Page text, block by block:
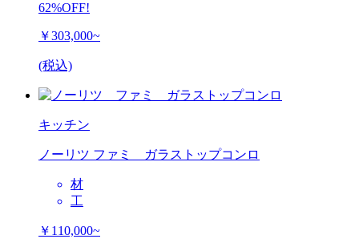
62%OFF!
￥303,000~
(税込)
キッチン
ノーリツ ファミ ガラストップコンロ
材
工
￥110,000~